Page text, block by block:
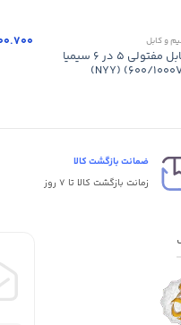
و کابل
کابل مفتولی ۵ در ۶ سیمیا
ضمانت بازگشت کالا
زمانت بازگشت کالا تا 7 روز